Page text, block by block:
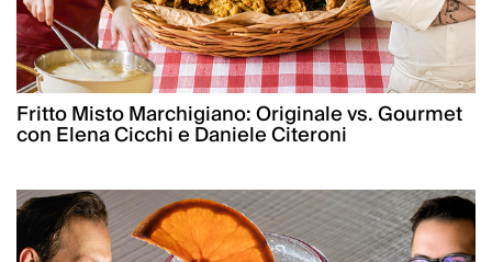
Fritto Misto Marchigiano: Originale vs. Gourmet
con Elena Cicchi e Daniele Citeroni